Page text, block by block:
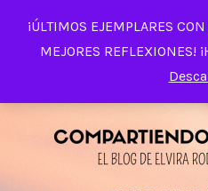
¡ÚLTIMOS EJEMPLARES
MEJORES REFLEXIONES!
contenido